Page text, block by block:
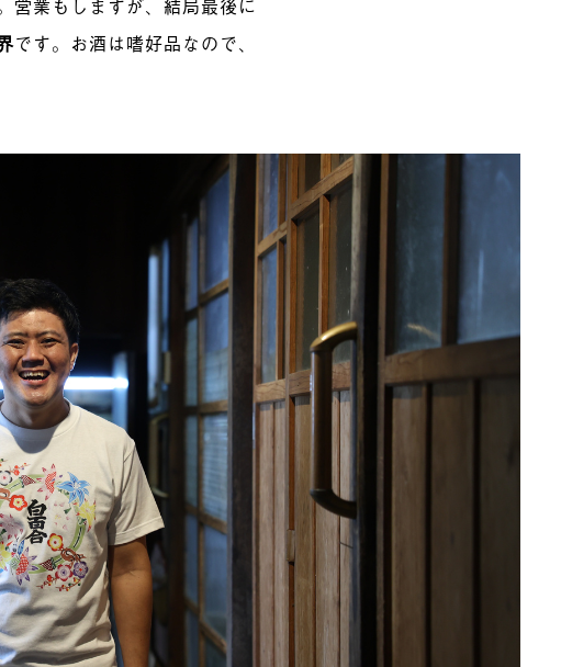
営業 もしますが、 結局最後に
です。お酒は嗜好品なので、